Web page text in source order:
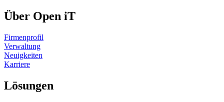
Über Open iT
Firmenprofil
Verwaltung
Neuigkeiten
Karriere
Lösungen